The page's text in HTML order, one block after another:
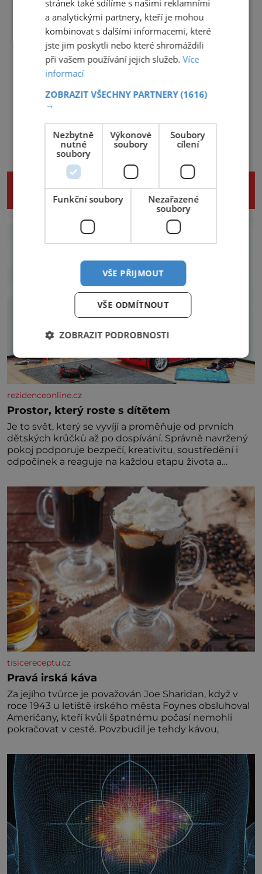
NENECHTE SI UJÍT DALŠÍ ZAJÍMAVÉ
ČLÁNKY
rezidenceonline.cz
Prostor, který roste s dítětem
Je to svět, který se vyvíjí a proměňuje od prvních
dětských krůčků až po dospívání. Správně navržený
pokoj podporuje bezpečí, kreativitu, soustředění i
odpočinek a reaguje na každou etapu života a
jednoduchost, měkkost a bezpečí, proto by pokoj
miminka měl působit především klidně a útulně.
Předškolní věk je
tisicereceptu.cz
Pravá irská káva
Za jejího tvůrce je považován Joe Sharidan, když v
roce 1943 u letiště irského města Foynes obsluhoval
Američany, kteří kvůli špatnému počasí nemohli
pokračovat v cestě. Povzbudil je tehdy kávou,
stránek také sdílíme s našimi reklamními
a analytickými partnery, kteří je mohou
kombinovat s dalšími informacemi, které
jste jim poskytli nebo které shromáždili
při vašem používání jejich služeb.Více
informací
ZOBRAZIT VŠECHNY PARTNERY(1616)
→
Nezbytně
nutné
soubory
Výkonové
soubory
Soubory
cílení
Funkční soubory
Nezařazené
soubory
VŠE PŘIJMOUT
VŠE ODMÍTNOUT
ZOBRAZIT PODROBNOSTI